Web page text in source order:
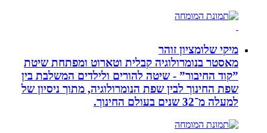
מיקי שלומציון זוהר
מאסטר בנומרולוגיה קבלית וטארוט ומפתחת שיטת
”קוד החיבור” - שיטה להורים ולילדים המשלבת בין
שפת החינוך לבין שפת הנומרולוגיה, מתוך ניסיון של
למעלה מ־32 שנים בעולם החינוך.